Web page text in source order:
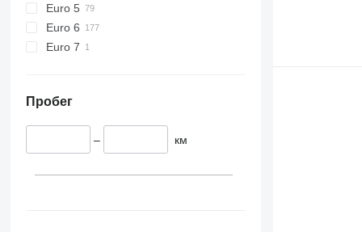
Euro 5
Euro 6
Euro 7
Пробег
– км